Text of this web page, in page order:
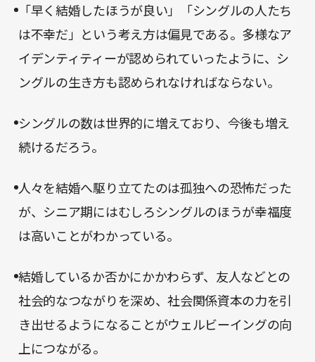
「早く結婚したほうが良い」「シングルの人たち
は不幸だ」という考え方は偏見である。多様なア
イデンティティーが認められていったように、シ
ングルの生き方も認められなければならない。
シングルの数は世界的に増えており、今後も増え
続けるだろう。
人々を結婚へ駆り立てたのは孤独への恐怖だった
が、シニア期にはむしろシングルのほうが幸福度
は高いことがわかっている。
結婚しているか否かにかかわらず、友人などとの
社会的なつながりを深め、社会関係資本の力を引
き出せるようになることがウェルビーイングの向
上につながる。